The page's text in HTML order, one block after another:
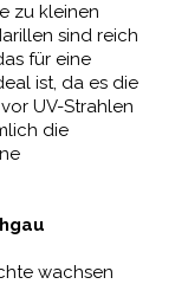
zu kleinen
sind reich
für eine
ist, da es die
UV-Strahlen
die
wachsen